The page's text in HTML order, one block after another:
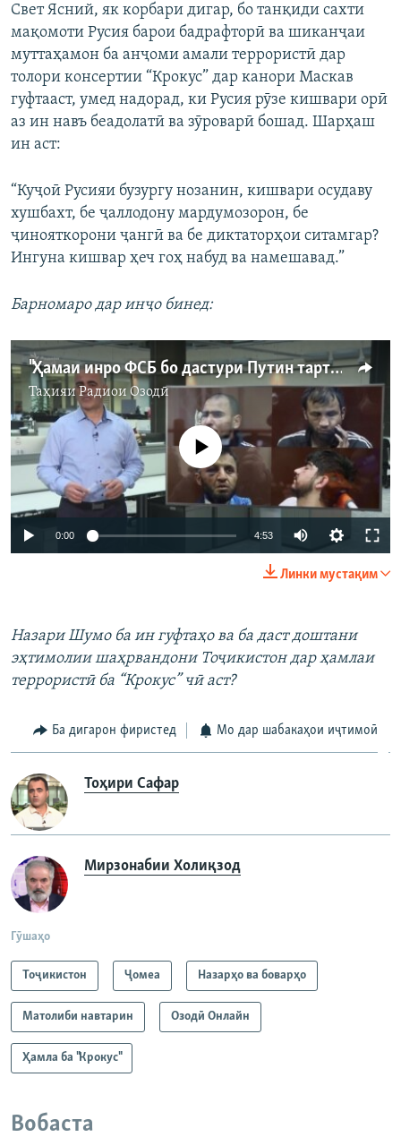
Свет Ясний, як корбари дигар, бо танқиди сахти
мақомоти Русия барои бадрафторӣ ва шиканҷаи
муттаҳамон ба анҷоми амали террористӣ дар
толори консертии “Крокус” дар канори Маскав
гуфтааст, умед надорад, ки Русия рӯзе кишвари орӣ
аз ин навъ беадолатӣ ва зӯроварӣ бошад. Шарҳаш
ин аст:
“Куҷоӣ Русияи бузургу нозанин, кишвари осудаву
хушбахт, бе ҷаллодону мардумозорон, бе
ҷинояткорони ҷангӣ ва бе диктаторҳои ситамгар?
Ингуна кишвар ҳеч гоҳ набуд ва намешавад.”
Барномаро дар инҷо бинед:
"Ҳамаи инро ФСБ бо дастури Путин тартиб дод..."
ТаҳияиРадиои Озодӣ
720p 1080p
Феълан кор намекунад
0:00 4:53
720p
Линки мустақим
Назари Шумо ба ин гуфтаҳо ва ба даст доштани
эҳтимолии шаҳрвандони Тоҷикистон дар ҳамлаи
террористӣ ба “Крокус” чӣ аст?
Ба дигарон фиристед Мо дар шабакаҳои иҷтимоӣ
Тоҳири Сафар
Мирзонабии Холиқзод
Гӯшаҳо
Тоҷикистон Ҷомeа Назарҳо ва боварҳо
Матолиби навтарин Озодӣ Онлайн
Ҳамла ба "Крокус"
Вобаста